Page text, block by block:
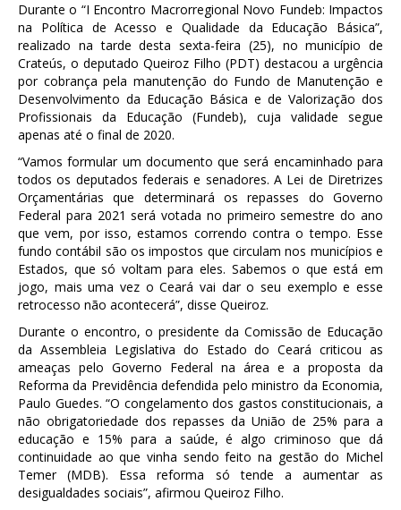
Durante o “I Encontro Macrorregional Novo Fundeb: Impactos
na Política de Acesso e Qualidade da Educação Básica”,
realizado na tarde desta sexta-feira (25), no município de
Crateús, o deputado Queiroz Filho (PDT) destacou a urgência
por cobrança pela manutenção do Fundo de Manutenção e
Desenvolvimento da Educação Básica e de Valorização dos
Profissionais da Educação (Fundeb), cuja validade segue
apenas até o final de 2020.
“Vamos formular um documento que será encaminhado para
todos os deputados federais e senadores. A Lei de Diretrizes
Orçamentárias que determinará os repasses do Governo
Federal para 2021 será votada no primeiro semestre do ano
que vem, por isso, estamos correndo contra o tempo. Esse
fundo contábil são os impostos que circulam nos municípios e
Estados, que só voltam para eles. Sabemos o que está em
jogo, mais uma vez o Ceará vai dar o seu exemplo e esse
retrocesso não acontecerá”, disse Queiroz.
Durante o encontro, o presidente da Comissão de Educação
da Assembleia Legislativa do Estado do Ceará criticou as
ameaças pelo Governo Federal na área e a proposta da
Reforma da Previdência defendida pelo ministro da Economia,
Paulo Guedes. “O congelamento dos gastos constitucionais, a
não obrigatoriedade dos repasses da União de 25% para a
educação e 15% para a saúde, é algo criminoso que dá
continuidade ao que vinha sendo feito na gestão do Michel
Temer (MDB). Essa reforma só tende a aumentar as
desigualdades sociais”, afirmou Queiroz Filho.